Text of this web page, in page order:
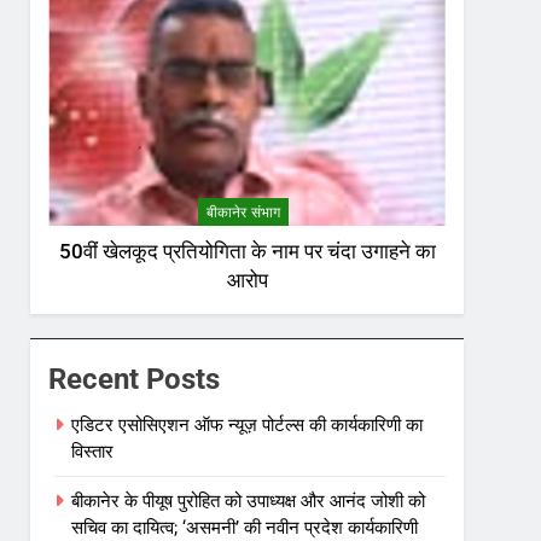
बीकानेर संभाग
50वीं खेलकूद प्रतियोगिता के नाम पर चंदा उगाहने का
आरोप
Recent Posts
एडिटर एसोसिएशन ऑफ न्यूज़ पोर्टल्स की कार्यकारिणी का
विस्तार
बीकानेर के पीयूष पुरोहित को उपाध्यक्ष और आनंद जोशी को
सचिव का दायित्व; ‘असमनी’ की नवीन प्रदेश कार्यकारिणी